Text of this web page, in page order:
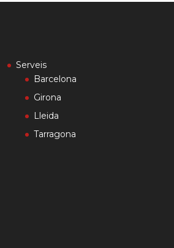
Serveis
Barcelona
Girona
Lleida
Tarragona